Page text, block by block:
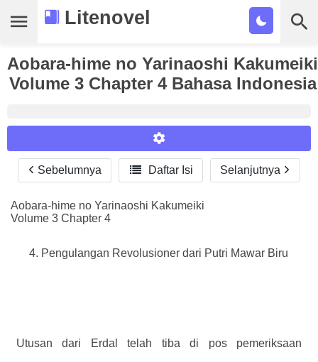
Litenovel
Daftar Novel
Tamat
Tags
Bookmark
Cari
Aobara-hime no Yarinaoshi Kakumeiki
Volume 3 Chapter 4 Bahasa Indonesia
Reader Settings
Font :
Titillium Web
Size :
Sebelumnya  Daftar Isi Selanjutnya
Aobara-hime no Yarinaoshi Kakumeiki
Volume 3 Chapter 4
Pengulangan Revolusioner dari Putri Mawar Biru
Utusan dari Erdal telah tiba di pos pemeriksaan